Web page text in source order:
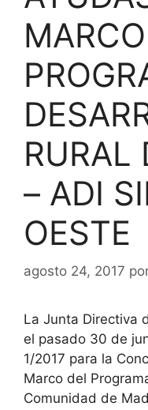
RURAL
– ADI
OESTE
agosto 24, 2017
La Junta Directiva
el pasado 30 de
1/2017 para la
Marco del
Comunidad de